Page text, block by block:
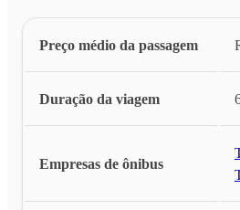
Preço médio da passagem
Duração da viagem
Empresas de ônibus